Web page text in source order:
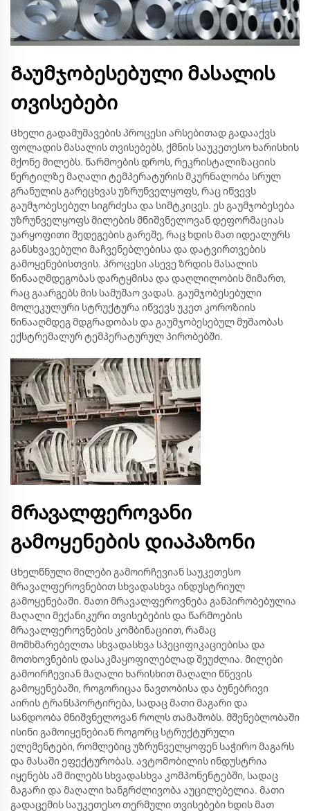
Გაუმჯობესებული მასალის
თვისებები
Ცხელი გადამუშავების პროცესი არსებითად გადააქვს
ფოლადის მასალის თვისებებს, ქმნის საუკეთესო ხარისხის
მქონე მილებს. წარმოების დროს, რეკრისტალიზაციის
წერტილზე მაღალი ტემპერატურის მკურნალობა სრულ
გრანულის გარეცხვას უზრუნველყოფს, რაც იწვევს
გაუმჯობესებულ სიგრძესა და სიმტკიცეს. ეს გაუმჯობესება
უზრუნველყოფს მილების მნიშვნელოვან დეფორმაციას
უარყოფითი შედეგების გარეშე, რაც ხდის მათ იდეალურს
განსხვავებული მაჩვენებლებისა და დატვირთვების
გამოყენებისთვის. პროცესი ასევე ზრდის მასალის
წინააღმდეგობას დარტყმისა და დაღლილობის მიმართ,
რაც გაარგებს მის სამუშაო ვადას. გაუმჯობესებული
მოლეკულური სტრუქტურა იწვევს უკეთ კოროზიის
წინააღმდეგ მდგრადობას და გაუმჯობესებულ მუშაობას
ექსტრემალურ ტემპერატურულ პირობებში.
Მრავალფეროვანი
გამოყენების დიაპაზონი
Ცხელწნული მილები გამოირჩევიან საუკეთესო
მრავალფეროვნებით სხვადასხვა ინდუსტრიულ
გამოყენებაში. მათი მრავალფეროვნება განპირობებულია
მაღალი მექანიკური თვისებების და წარმოების
მრავალფეროვნების კომბინაციით, რამაც
მომხმარებელთა სხვადასხვა სპეციფიკაციებისა და
მოთხოვნების დასაკმაყოფილებლად შეუძლია. მილები
გამოირჩევიან მაღალი ხარისხით მაღალი წნევის
გამოყენებაში, როგორიცაა ნავთობისა და ბუნებრივი
აირის ტრანსპორტირება, სადაც მათი მაგარი და
სანდოობა მნიშვნელოვან როლს თამაშობს. მშენებლობაში
ისინი გამოიყენებიან როგორც სტრუქტურული
ელემენტები, რომლებიც უზრუნველყოფენ საჭირო მაგარს
და მასაში ეფექტურობას. ავტომობილის ინდუსტრია
იყენებს ამ მილებს სხვადასხვა კომპონენტებში, სადაც
მაგარი და მაღალი ხანგრძლივობა აუცილებელია. მათი
გადაცემის საუკეთესო თერმული თვისებები ხდის მათ